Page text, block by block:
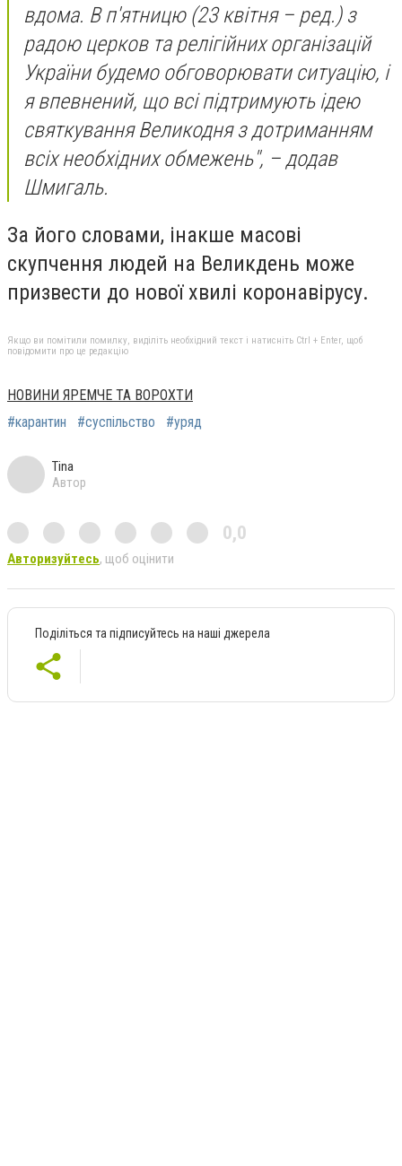
вдома. В п'ятницю (23 квітня – ред.) з
радою церков та релігійних організацій
України будемо обговорювати ситуацію, і
я впевнений, що всі підтримують ідею
святкування Великодня з дотриманням
всіх необхідних обмежень", – додав
Шмигаль.
За його словами, інакше масові
скупчення людей на Великдень може
призвести до нової хвилі коронавірусу.
Якщо ви помітили помилку, виділіть необхідний текст і натисніть Ctrl + Enter, щоб
повідомити про це редакцію
НОВИНИ ЯРЕМЧЕ ТА ВОРОХТИ
#карантин
#суспільство #уряд
Tina
Автор
0,0
Авторизуйтесь, щоб оцінити
Поділіться та підписуйтесь на наші джерела